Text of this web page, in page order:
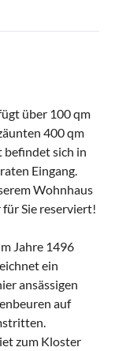
über 100 qm
400 qm
befindet sich in
Eingang.
Wohnhaus
Sie reserviert!
Jahre 1496
ein
ansässigen
auf
zum Kloster